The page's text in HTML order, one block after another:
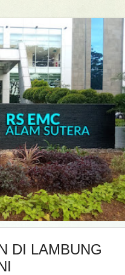
DI LAMBUNG